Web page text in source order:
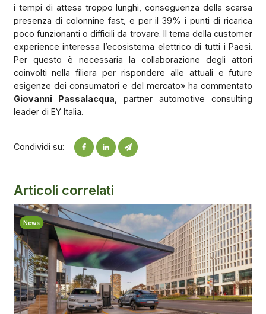
i tempi di attesa troppo lunghi, conseguenza della scarsa
presenza di colonnine fast, e per il 39% i punti di ricarica
poco funzionanti o difficili da trovare. Il tema della customer
experience interessa l’ecosistema elettrico di tutti i Paesi.
Per questo è necessaria la collaborazione degli attori
coinvolti nella filiera per rispondere alle attuali e future
esigenze dei consumatori e del mercato» ha commentato
Giovanni Passalacqua , partner automotive consulting
leader di EY Italia.
Condividi su:
Articoli correlati
News